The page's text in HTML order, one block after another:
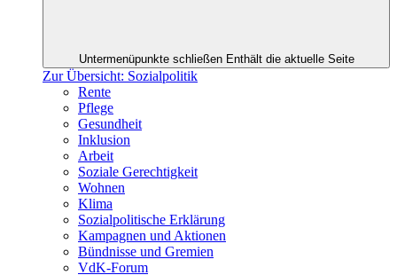
Untermenüpunkte schließen Enthält die aktuelle Seite
Zur Übersicht: Sozialpolitik
Rente
Pflege
Gesundheit
Inklusion
Arbeit
Soziale Gerechtigkeit
Wohnen
Klima
Sozialpolitische Erklärung
Kampagnen und Aktionen
Bündnisse und Gremien
VdK-Forum